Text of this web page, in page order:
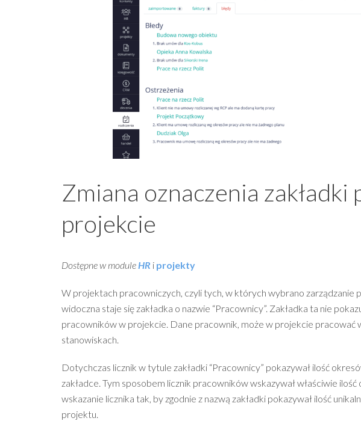
Zmiana oznaczenia zakładki
projekcie
Dostępne w moduleHR i projekty
W projektach pracowniczych, czyli tych, w których wybrano zarządzanie
widoczna staje się zakładka o nazwie “Pracownicy”. Zakładka ta nie
pracowników w projekcie. Dane pracownik, może w projekcie pracować
stanowiskach.
Dotychczas licznik w tytule zakładki “Pracownicy” pokazywał ilość
zakładce. Tym sposobem licznik pracowników wskazywał właściwie
wskazanie licznika tak, by zgodnie z nazwą zakładki pokazywał ilość
projektu.